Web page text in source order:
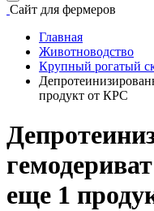
Сайт для фермеров
Главная
Животноводство
Крупный рогатый
продукт от КРС
еще 1